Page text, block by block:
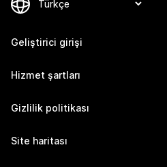
Geliştirici girişi
Hizmet şartları
Gizlilik politikası
Site haritası